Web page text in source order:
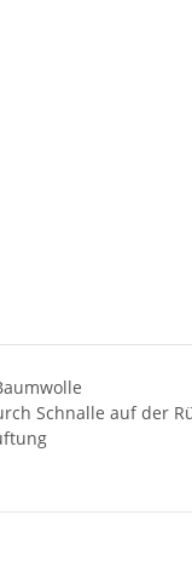
Schnalle auf der